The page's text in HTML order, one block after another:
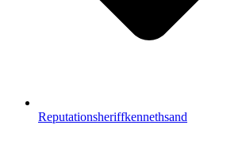
Reputationsheriffkennethsand